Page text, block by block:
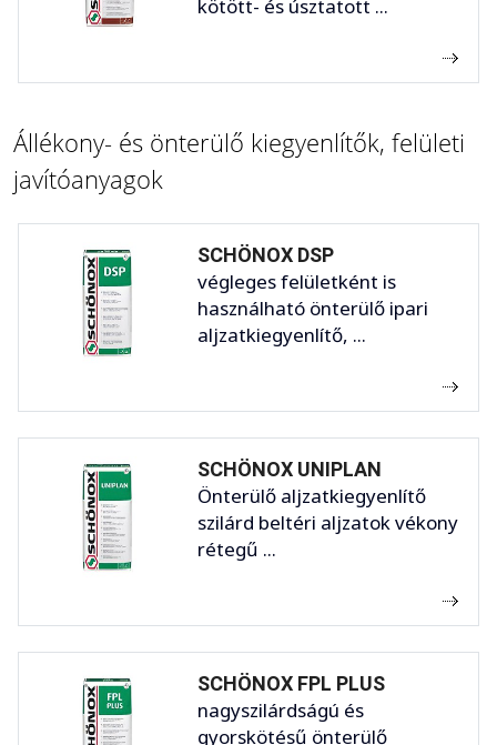
kötött- és úsztatott ...
Állékony- és önterülő kiegyenlítők, felületi
javítóanyagok
SCHÖNOX DSP
végleges felületként is
használható önterülő ipari
aljzatkiegyenlítő, ...
SCHÖNOX UNIPLAN
Önterülő aljzatkiegyenlítő
szilárd beltéri aljzatok vékony
rétegű ...
SCHÖNOX FPL PLUS
nagyszilárdságú és
gyorskötésű önterülő